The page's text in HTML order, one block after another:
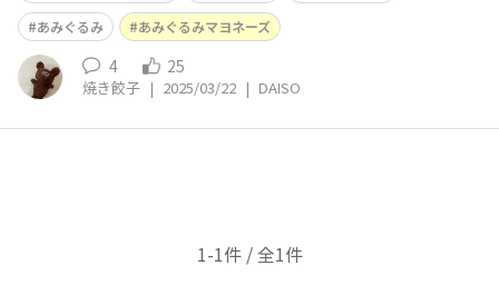
あみぐるみ
あみぐるみマヨネーズ
4 25
焼き餃子 | 2025/03/22 | DAISO
1-1件 / 全1件